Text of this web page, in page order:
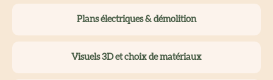
Plans électriques & démolition
Visuels 3D et choix de matériaux